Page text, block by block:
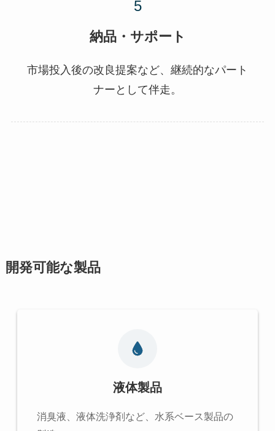
納品・サポート
市場投入後の改良提案など、継続的なパート
ナーとして伴走。
開発可能な製品
液体製品
消臭液、液体洗浄剤など、水系ベース製品の